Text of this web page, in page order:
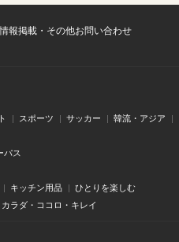
報掲載・その他お問い合わせ
スポーツ サッカー 韓流・アジア
パス
キッチン用品 ひとりを楽しむ
ラダ・ココロ・キレイ